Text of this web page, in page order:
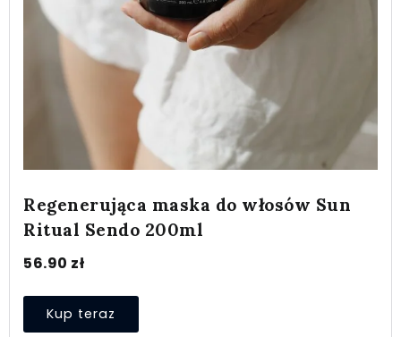
Regenerująca maska do włosów Sun
Ritual Sendo 200ml
56.90 zł
Kup teraz